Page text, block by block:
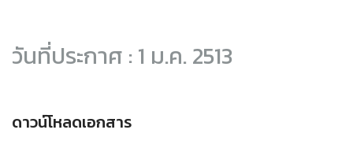
วันที่ประกาศ : 1 ม.ค. 2513
ดาวน์โหลดเอกสาร